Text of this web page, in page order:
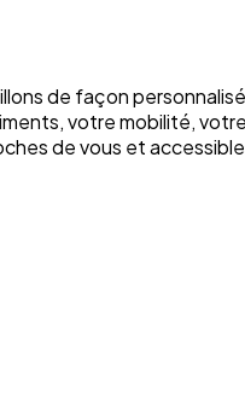
de façon
votre mobilité,
de vous et